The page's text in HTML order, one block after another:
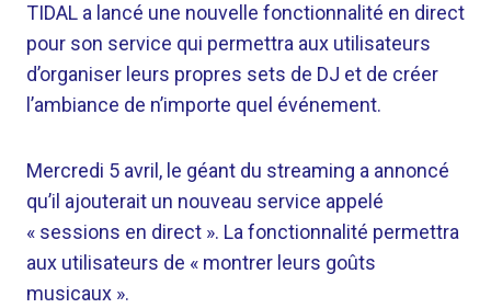
TIDAL a lancé une nouvelle fonctionnalité en direct
pour son service qui permettra aux utilisateurs
d’organiser leurs propres sets de DJ et de créer
l’ambiance de n’importe quel événement.
Mercredi 5 avril, le géant du streaming a annoncé
qu’il ajouterait un nouveau service appelé
« sessions en direct ». La fonctionnalité permettra
aux utilisateurs de « montrer leurs goûts
musicaux ».